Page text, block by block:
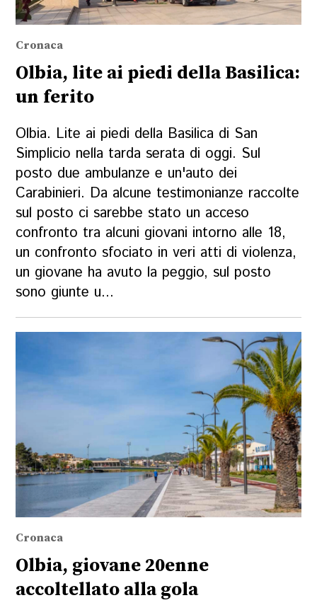
Cronaca
Olbia, lite ai piedi della Basilica:
un ferito
Olbia. Lite ai piedi della Basilica di San
Simplicio nella tarda serata di oggi. Sul
posto due ambulanze e un'auto dei
Carabinieri. Da alcune testimonianze raccolte
sul posto ci sarebbe stato un acceso
confronto tra alcuni giovani intorno alle 18,
un confronto sfociato in veri atti di violenza,
un giovane ha avuto la peggio, sul posto
sono giunte u...
Cronaca
Olbia, giovane 20enne
accoltellato alla gola